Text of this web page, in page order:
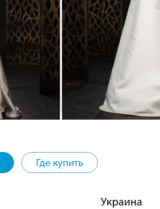
Где купить
Украина